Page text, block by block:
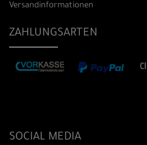
Versandinformationen
ZAHLUNGSARTEN
SOCIAL MEDIA